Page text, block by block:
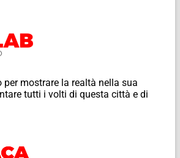
per mostrare la realtà nella sua
tutti i volti di questa città e di